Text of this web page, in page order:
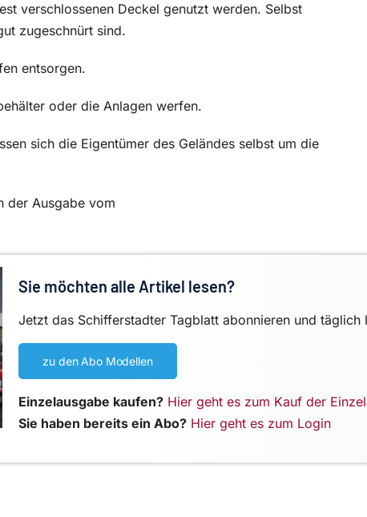
verschlossenen Deckel genutzt werden. Selbst
zugeschnürt sind.
entsorgen.
oder die Anlagen werfen.
sich die Eigentümer des Geländes selbst um die
der Ausgabe vom
Sie möchten alle Artikel lesen?
Jetzt das Schifferstadter Tagblatt abonnieren und täglich
zu den Abo Modellen
Einzelausgabe kaufen? Hier geht es zum Kauf der
Sie haben bereits ein Abo? Hier geht es zum Login